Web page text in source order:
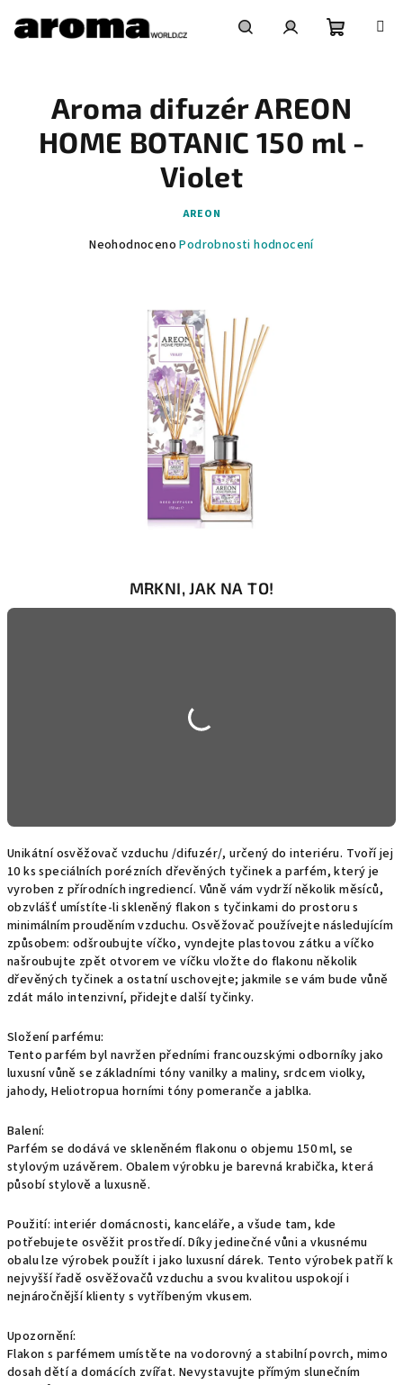
obsah
košík
Unikátní osvěžovač vzduchu /difuzér/, určený do interiéru. Tvoří jej
10 ks speciálních porézních dřevěných tyčinek a parfém, který je
vyroben z přírodních ingrediencí. Vůně vám vydrží několik měsíců,
obzvlášť umístíte-li skleněný flakon s tyčinkami do prostoru s
minimálním prouděním vzduchu. Osvěžovač používejte následujícím
způsobem: odšroubujte víčko, vyndejte plastovou zátku a víčko
našroubujte zpět otvorem ve víčku vložte do flakonu několik
dřevěných tyčinek a ostatní uschovejte; jakmile se vám bude vůně
zdát málo intenzivní, přidejte další tyčinky.
Složení parfému:
Tento parfém byl navržen předními francouzskými odborníky jako
luxusní vůně se základními tóny vanilky a maliny, srdcem violky,
jahody, Heliotropua horními tóny pomeranče a jablka.
Balení:
Parfém se dodává ve skleněném flakonu o objemu 150 ml, se
stylovým uzávěrem. Obalem výrobku je barevná krabička, která
působí stylově a luxusně.
Použití: interiér domácnosti, kanceláře, a všude tam, kde
potřebujete osvěžit prostředí. Díky jedinečné vůni a vkusnému
obalu lze výrobek použít i jako luxusní dárek. Tento výrobek patří k
nejvyšší řadě osvěžovačů vzduchu a svou kvalitou uspokojí i
nejnáročnější klienty s vytříbeným vkusem.
Upozornění:
Flakon s parfémem umístěte na vodorovný a stabilní povrch, mimo
dosah dětí a domácích zvířat. Nevystavujte přímým slunečním
Aroma difuzér AREON
HOME BOTANIC 150 ml -
Violet
AREON
Průměrné
hvězdiček.
Neohodnoceno Podrobnosti hodnocení
MRKNI, JAK NA TO!